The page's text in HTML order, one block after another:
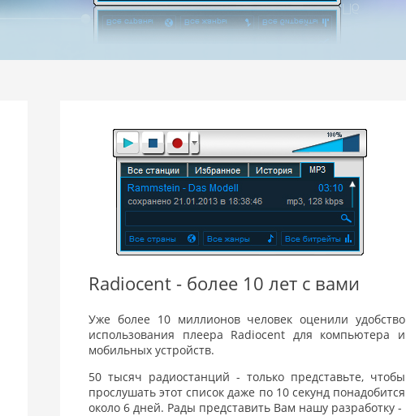
Radiocent - более 10 лет с вами
Уже более 10 миллионов человек оценили удобство
использования плеера Radiocent для компьютера и
мобильных устройств.
50 тысяч радиостанций - только представьте, чтобы
прослушать этот список даже по 10 секунд понадобится
около 6 дней. Рады представить Вам нашу разработку -